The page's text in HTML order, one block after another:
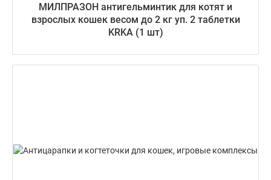
МИЛПРАЗОН антигельминтик для котят и
взрослых кошек весом до 2 кг уп. 2 таблетки
KRKA (1 шт)